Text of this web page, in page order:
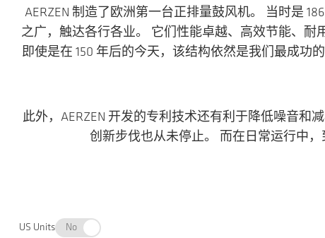
AERZEN 制造了欧洲第一台正排量鼓风机。 当时是
之广，触达各行各业。 它们性能卓越、高效节能、耐
即使是在 150 年后的今天，该结构依然是我们最成功
此外，AERZEN 开发的专利技术还有利于降低噪音和
创新步伐也从未停止。 而在日常运行中
US Units No